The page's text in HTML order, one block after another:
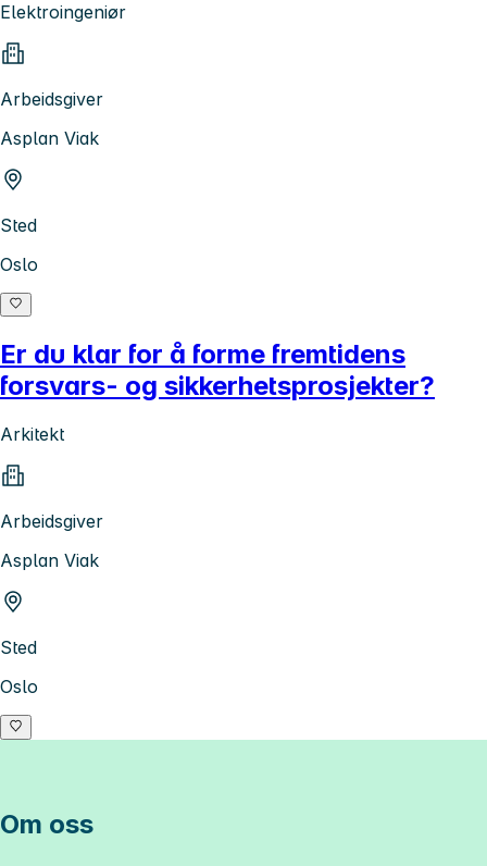
Elektroingeniør
Arbeidsgiver
Asplan Viak
Sted
Oslo
Er du klar for å forme fremtidens
forsvars- og sikkerhetsprosjekter?
Arkitekt
Arbeidsgiver
Asplan Viak
Sted
Oslo
Om oss